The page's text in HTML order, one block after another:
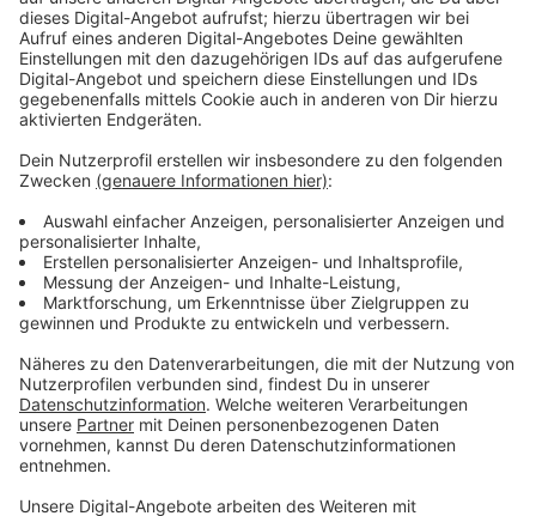
Hinweise auf Fake-Anzeigen
Anzeige
Es gibt ein paar Hinweise auf gefälschte
Immobilienanzeigen: zum Beispiel ungewöhnlich
niedrige Kauf- und Mietpreise oder sehr niedrig
angesetzte Nebenkosten. Zum Teil wird auch
behauptet, man bekomme den Schlüssel für
Wohnungs-besichtigungen per Post und müsse dafür
eine Kaution überweisen. Das sind klare Zeichen für
Betrug. Um vermeintliche Wohnungsanzeigen zu
überprüfen kann es schon helfen, die Fotos darin in
einer Suchmaschine einzugeben. Wenn sie bei einem
anderen Anbieter mit unterschiedlichen Daten
auftauchen, sind sie wahrscheinlich gefälscht.